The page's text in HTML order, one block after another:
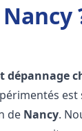
est
de Nancy.